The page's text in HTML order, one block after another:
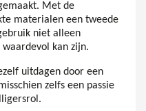
Met de
materialen een tweede
niet alleen
kan zijn.
uitdagen door een
zelfs een passie